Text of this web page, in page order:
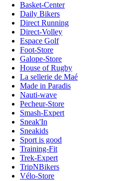
Basket-Center
Daily Bikers
Direct Running
Direct-Volley
Espace Golf
Foot-Store
Galope-Store
House of Rugby
La sellerie de Maé
Made in Paradis
Nauti-wave
Pecheur-Store
Smash-Expert
Sneak'In
Sneakids
Sport is good
Training-Fit
Trek-Expert
TripNBikers
Vélo-Store